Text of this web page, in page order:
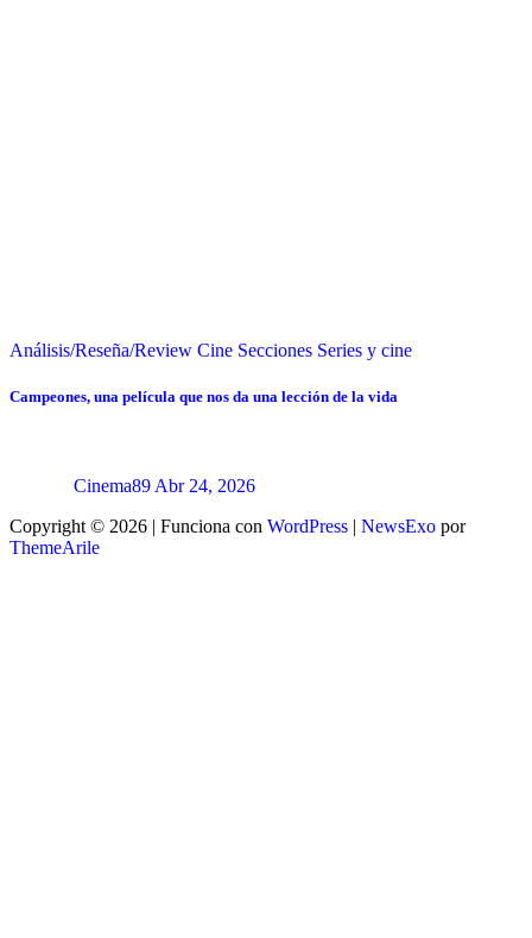
Análisis/Reseña/Review Cine Secciones Series y cine
Campeones, una película que nos da una lección de la vida
Cinema89 Abr 24, 2026
Copyright © 2026 | Funciona con WordPress | NewsExo por
ThemeArile